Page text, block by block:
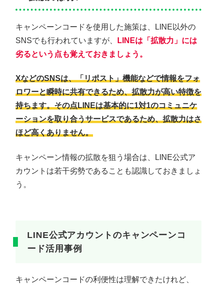
キャンペーンコードを使用した施策は、LINE以外の
SNSでも行われていますが、
LINEは「拡散力」には
劣るという点も覚えておきましょう。
XなどのSNSは、「リポスト」機能などで情報をフォ
ロワーと瞬時に共有できるため、拡散力が高い特徴を
持ちます。その点LINEは基本的に1対1のコミュニケ
ーションを取り合うサービスであるため、拡散力はさ
ほど高くありません。
キャンペーン情報の拡散を狙う場合は、LINE公式ア
カウントは若干劣勢であることも認識しておきましょ
う。
LINE公式アカウントのキャンペーンコ
ード活用事例
キャンペーンコードの利便性は理解できたけれど、